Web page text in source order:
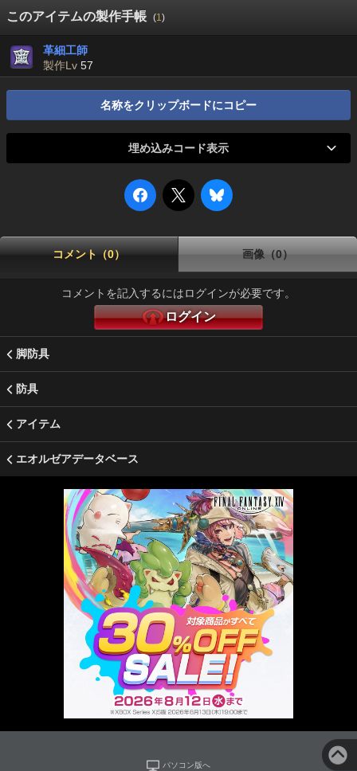
このアイテムの製作手帳 (1)
革細工師
製作Lv 57
名称をクリップボードにコピー
埋め込みコード表示
コメント（0） 画像（0）
コメントを記入するにはログインが必要です。
ログイン
脚防具
防具
アイテム
エオルゼアデータベース
パソコン版へ